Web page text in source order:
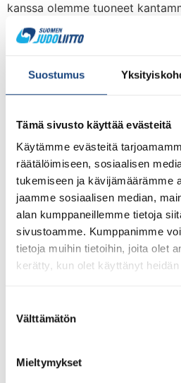
Suostumus
Tämä sivusto käyttää evästeitä
Käytämme evästeitä
räätälöimiseen, sosiaalisen
tukemiseen ja kävijämäärämme
jaamme sosiaalisen median,
alan kumppaneillemme tietoja
sivustoamme. Kumppanimme
tietoja muihin tietoihin, joita olet
kerätty, kun olet käyttänyt heidän
valinta
Välttämätön
Mieltymykset
kanssa olemme tuoneet
yhdessä […]
tuomitsee
Ukrainaan
Suomen Judoliitto tuomitsee
hyökkäyksen Ukrainaan
vastaan. Judoliitto tukee
haluamme ilmaista vahvan